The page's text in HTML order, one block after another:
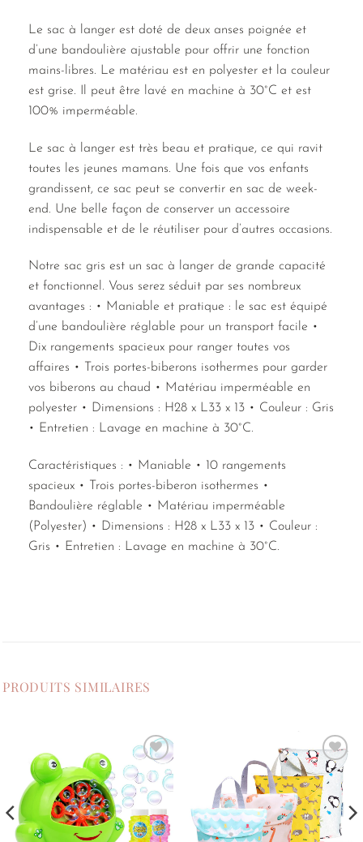
Le sac à langer est doté de deux anses poignée et
d’une bandoulière ajustable pour offrir une fonction
mains-libres. Le matériau est en polyester et la couleur
est grise. Il peut être lavé en machine à 30°C et est
100% imperméable.
Le sac à langer est très beau et pratique, ce qui ravit
toutes les jeunes mamans. Une fois que vos enfants
grandissent, ce sac peut se convertir en sac de week-
end. Une belle façon de conserver un accessoire
indispensable et de le réutiliser pour d’autres occasions.
Notre sac gris est un sac à langer de grande capacité
et fonctionnel. Vous serez séduit par ses nombreux
avantages : • Maniable et pratique : le sac est équipé
d’une bandoulière réglable pour un transport facile •
Dix rangements spacieux pour ranger toutes vos
affaires • Trois portes-biberons isothermes pour garder
vos biberons au chaud • Matériau imperméable en
polyester • Dimensions : H28 x L33 x 13 • Couleur : Gris
• Entretien : Lavage en machine à 30°C.
Caractéristiques : • Maniable • 10 rangements
spacieux • Trois portes-biberon isothermes •
Bandoulière réglable • Matériau imperméable
(Polyester) • Dimensions : H28 x L33 x 13 • Couleur :
Gris • Entretien : Lavage en machine à 30°C.
PRODUITS SIMILAIRES
Ajouter
à la
liste de
souhaits
Ajouter
à la
liste de
souhaits